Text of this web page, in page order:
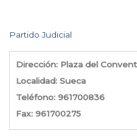
Partido Judicial
Dirección: Plaza del
Localidad: Sueca
Teléfono: 961700836
Fax: 961700275